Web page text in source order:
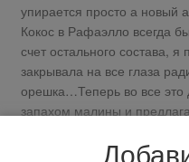
упирается просто а новый
Кокос в Рафаэлло всегда
счет остального состава,
закрывала на все глаза
орешка…Теперь во все это
запахом малины и